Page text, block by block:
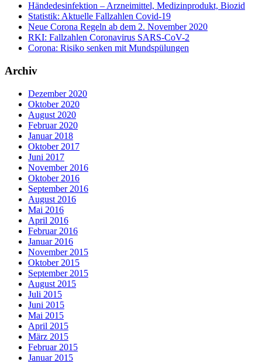
Händedesinfektion – Arzneimittel, Medizinprodukt, Biozid
Statistik: Aktuelle Fallzahlen Covid-19
Neue Corona Regeln ab dem 2. November 2020
RKI: Fallzahlen Coronavirus SARS-CoV-2
Corona: Risiko senken mit Mundspülungen
Archiv
Dezember 2020
Oktober 2020
August 2020
Februar 2020
Januar 2018
Oktober 2017
Juni 2017
November 2016
Oktober 2016
September 2016
August 2016
Mai 2016
April 2016
Februar 2016
Januar 2016
November 2015
Oktober 2015
September 2015
August 2015
Juli 2015
Juni 2015
Mai 2015
April 2015
März 2015
Februar 2015
Januar 2015